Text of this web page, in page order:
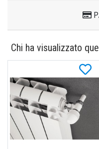
Chi ha visualizzato